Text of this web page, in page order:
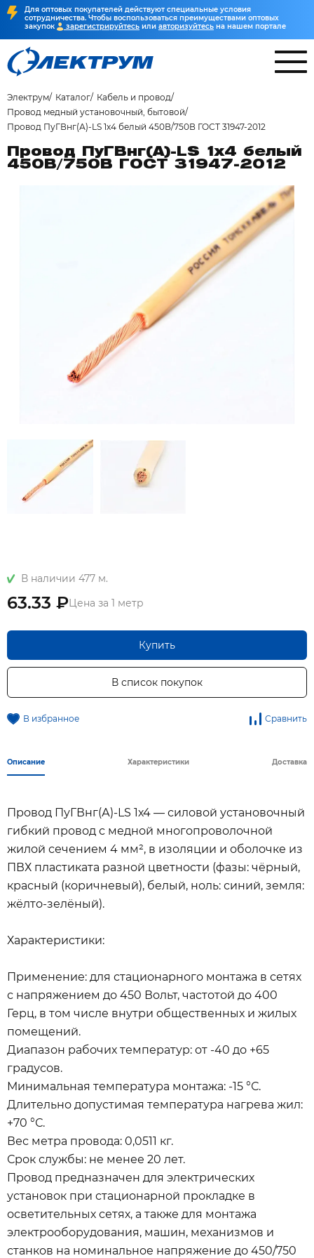
Для оптовых покупателей действуют специальные условия
сотрудничества. Чтобы воспользоваться преимуществами оптовых
закупок
зарегистрируйтесь или авторизуйтесь на нашем портале
Электрум Каталог
Кабель и провод
Провод медный установочный, бытовой
Провод ПуГВнг(А)-LS 1х4 белый 450В/750В ГОСТ 31947-2012
Провод ПуГВнг(А)-LS 1х4 белый
450В/750В ГОСТ 31947-2012
В наличии 477 м.
63.33 ₽Цена за 1 метр
Купить
В список покупок
В избранное Сравнить
Описание Характеристики Доставка
Провод ПуГВнг(А)-LS 1х4 — силовой установочный
гибкий провод с медной многопроволочной
жилой сечением 4 мм², в изоляции и оболочке из
ПВХ пластиката разной цветности (фазы: чёрный,
красный (коричневый), белый, ноль: синий, земля:
жёлто-зелёный).
Характеристики:
Применение: для стационарного монтажа в сетях
с напряжением до 450 Вольт, частотой до 400
Герц, в том числе внутри общественных и жилых
помещений.
Диапазон рабочих температур: от -40 до +65
градусов.
Минимальная температура монтажа: -15 °С.
Длительно допустимая температура нагрева жил:
+70 °С.
Вес метра провода: 0,0511 кг.
Срок службы: не менее 20 лет.
Провод предназначен для электрических
установок при стационарной прокладке в
осветительных сетях, а также для монтажа
электрооборудования, машин, механизмов и
станков на номинальное напряжение до 450/750